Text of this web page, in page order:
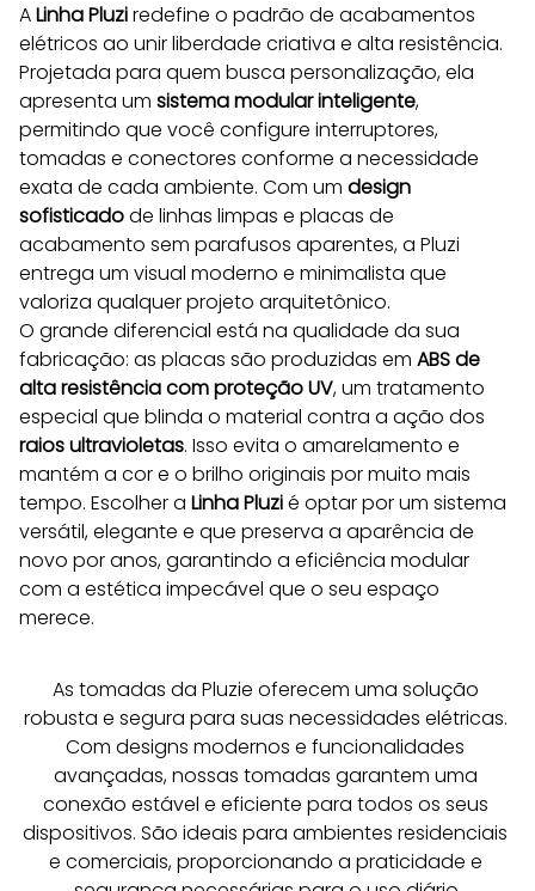
A Linha Pluzi redefine o padrão de acabamentos
elétricos ao unir liberdade criativa e alta resistência.
Projetada para quem busca personalização, ela
apresenta um sistema modular inteligente,
permitindo que você configure interruptores,
tomadas e conectores conforme a necessidade
exata de cada ambiente. Com um design
sofisticado de linhas limpas e placas de
acabamento sem parafusos aparentes, a Pluzi
entrega um visual moderno e minimalista que
valoriza qualquer projeto arquitetônico.
O grande diferencial está na qualidade da sua
fabricação: as placas são produzidas em ABS de
alta resistência com proteção UV, um tratamento
especial que blinda o material contra a ação dos
raios ultravioletas. Isso evita o amarelamento e
mantém a cor e o brilho originais por muito mais
tempo. Escolher a Linha Pluzi é optar por um sistema
versátil, elegante e que preserva a aparência de
novo por anos, garantindo a eficiência modular
com a estética impecável que o seu espaço
merece.
As tomadas da Pluzie oferecem uma solução
robusta e segura para suas necessidades elétricas.
Com designs modernos e funcionalidades
avançadas, nossas tomadas garantem uma
conexão estável e eficiente para todos os seus
dispositivos. São ideais para ambientes residenciais
e comerciais, proporcionando a praticidade e